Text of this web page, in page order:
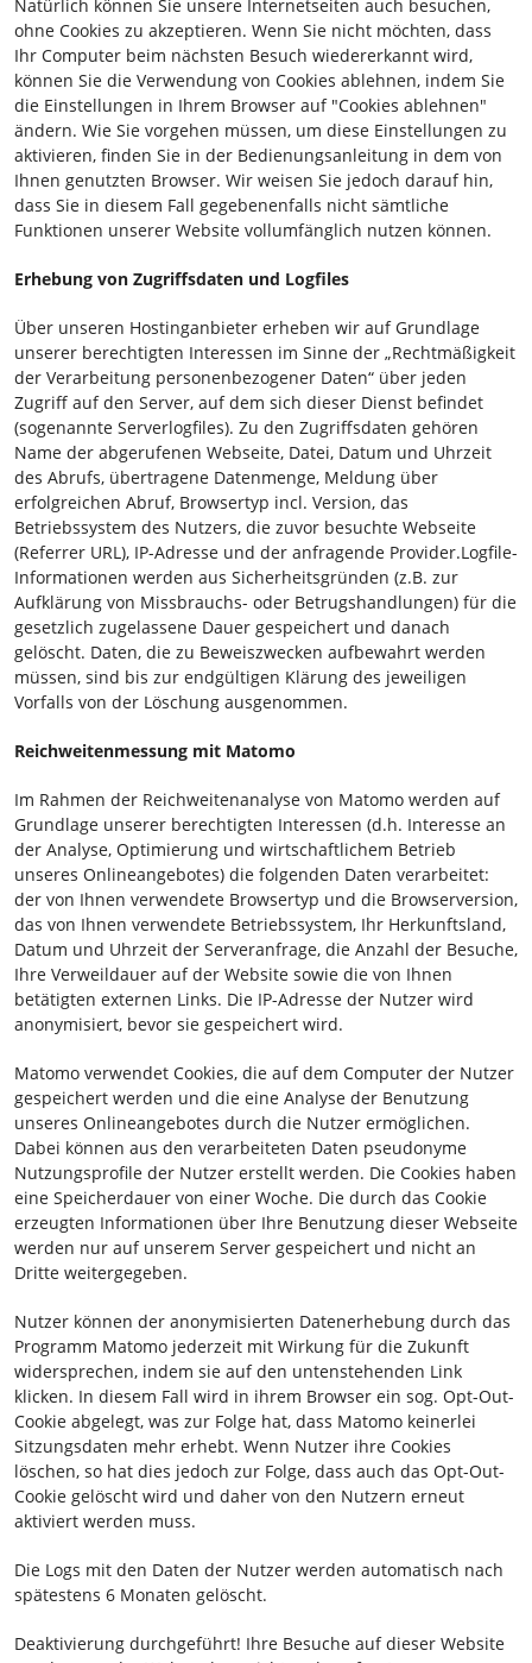
Natürlich können Sie unsere Internetseiten auch besuchen,
ohne Cookies zu akzeptieren. Wenn Sie nicht möchten, dass
Ihr Computer beim nächsten Besuch wiedererkannt wird,
können Sie die Verwendung von Cookies ablehnen, indem Sie
die Einstellungen in Ihrem Browser auf "Cookies ablehnen"
ändern. Wie Sie vorgehen müssen, um diese Einstellungen zu
aktivieren, finden Sie in der Bedienungsanleitung in dem von
Ihnen genutzten Browser. Wir weisen Sie jedoch darauf hin,
dass Sie in diesem Fall gegebenenfalls nicht sämtliche
Funktionen unserer Website vollumfänglich nutzen können.
Erhebung von Zugriffsdaten und Logfiles
Über unseren Hostinganbieter erheben wir auf Grundlage
unserer berechtigten Interessen im Sinne der „Rechtmäßigkeit
der Verarbeitung personenbezogener Daten“ über jeden
Zugriff auf den Server, auf dem sich dieser Dienst befindet
(sogenannte Serverlogfiles). Zu den Zugriffsdaten gehören
Name der abgerufenen Webseite, Datei, Datum und Uhrzeit
des Abrufs, übertragene Datenmenge, Meldung über
erfolgreichen Abruf, Browsertyp incl. Version, das
Betriebssystem des Nutzers, die zuvor besuchte Webseite
(Referrer URL), IP-Adresse und der anfragende Provider.Logfile-
Informationen werden aus Sicherheitsgründen (z.B. zur
Aufklärung von Missbrauchs- oder Betrugshandlungen) für die
gesetzlich zugelassene Dauer gespeichert und danach
gelöscht. Daten, die zu Beweiszwecken aufbewahrt werden
müssen, sind bis zur endgültigen Klärung des jeweiligen
Vorfalls von der Löschung ausgenommen.
Reichweitenmessung mit Matomo
Im Rahmen der Reichweitenanalyse von Matomo werden auf
Grundlage unserer berechtigten Interessen (d.h. Interesse an
der Analyse, Optimierung und wirtschaftlichem Betrieb
unseres Onlineangebotes) die folgenden Daten verarbeitet:
der von Ihnen verwendete Browsertyp und die Browserversion,
das von Ihnen verwendete Betriebssystem, Ihr Herkunftsland,
Datum und Uhrzeit der Serveranfrage, die Anzahl der Besuche,
Ihre Verweildauer auf der Website sowie die von Ihnen
betätigten externen Links. Die IP-Adresse der Nutzer wird
anonymisiert, bevor sie gespeichert wird.
Matomo verwendet Cookies, die auf dem Computer der Nutzer
gespeichert werden und die eine Analyse der Benutzung
unseres Onlineangebotes durch die Nutzer ermöglichen.
Dabei können aus den verarbeiteten Daten pseudonyme
Nutzungsprofile der Nutzer erstellt werden. Die Cookies haben
eine Speicherdauer von einer Woche. Die durch das Cookie
erzeugten Informationen über Ihre Benutzung dieser Webseite
werden nur auf unserem Server gespeichert und nicht an
Dritte weitergegeben.
Nutzer können der anonymisierten Datenerhebung durch das
Programm Matomo jederzeit mit Wirkung für die Zukunft
widersprechen, indem sie auf den untenstehenden Link
klicken. In diesem Fall wird in ihrem Browser ein sog. Opt-Out-
Cookie abgelegt, was zur Folge hat, dass Matomo keinerlei
Sitzungsdaten mehr erhebt. Wenn Nutzer ihre Cookies
löschen, so hat dies jedoch zur Folge, dass auch das Opt-Out-
Cookie gelöscht wird und daher von den Nutzern erneut
aktiviert werden muss.
Die Logs mit den Daten der Nutzer werden automatisch nach
spätestens 6 Monaten gelöscht.
Deaktivierung durchgeführt! Ihre Besuche auf dieser Website